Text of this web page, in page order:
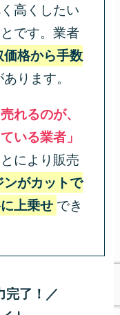
高くしたい
です。業者
格から手数
ります。
れるのが、
いる業者」
により販売
がカットで
上乗せ でき
完了！／